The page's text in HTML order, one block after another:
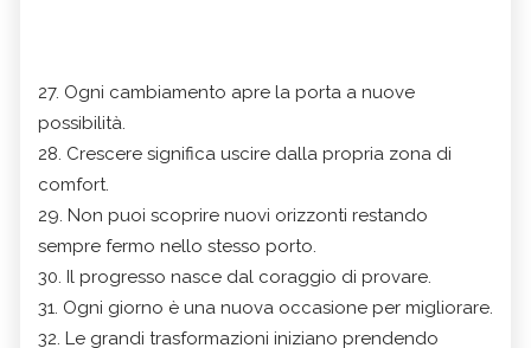
27. Ogni cambiamento apre la porta a nuove
possibilità.
28. Crescere significa uscire dalla propria zona di
comfort.
29. Non puoi scoprire nuovi orizzonti restando
sempre fermo nello stesso porto.
30. Il progresso nasce dal coraggio di provare.
31. Ogni giorno è una nuova occasione per migliorare.
32. Le grandi trasformazioni iniziano prendendo